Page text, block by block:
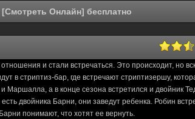
Онлайн] бесплатно
и стали встречаться. Это происходит, но
в стриптиз-бар, где встречают стриптизершу,
Маршалла, а в конце сезона встретился и двойник
двойника Барни, они заведут ребенка. Робин
понимают, что хотят ее вернуть.